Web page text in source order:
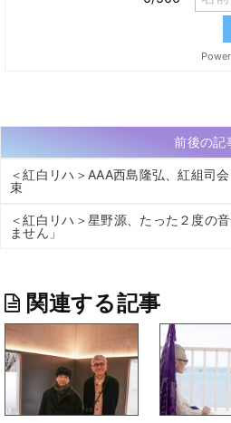
前後の記
＜紅白リハ＞AAA西島隆弘、紅組司
束
＜紅白リハ＞星野源、たった２度の
ません」
関連する記事